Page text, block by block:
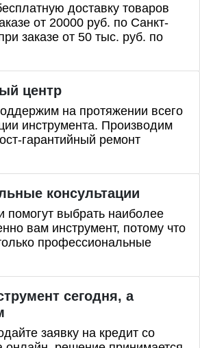
доставку товаров
от 20000 руб. по Санкт-
заказе от 50 тыс. руб. по
центр
на протяжении всего
инструмента. Производим
гарантийный ремонт
консультации
помогут выбрать наиболее
вам инструмент, потому что
профессиональные
сегодня, а
заявку на кредит со